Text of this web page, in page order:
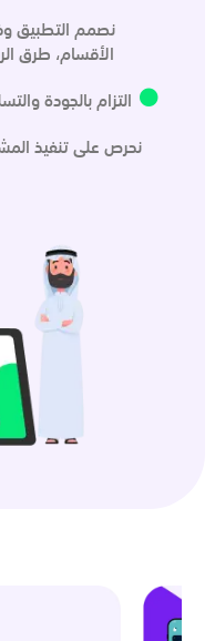
نصمم التطبيق
الأقسام، طرق
التزام بالجودة
نحرص على تنفيذ